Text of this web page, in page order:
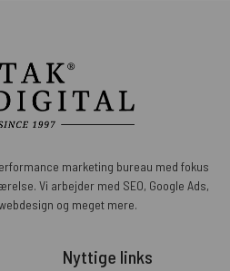
marketing bureau med fokus
Vi arbejder med SEO, Google Ads,
og meget mere.
Nyttige links